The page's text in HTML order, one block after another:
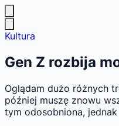
Kultura
Gen Z rozbija
Oglądam dużo różnych
później muszę znowu
tym odosobniona,